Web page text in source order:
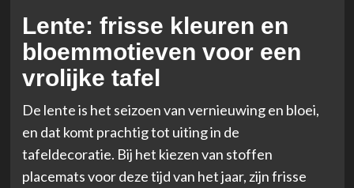
Lente: frisse kleuren en
bloemmotieven voor een
vrolijke tafel
De lente is het seizoen van vernieuwing en bloei,
en dat komt prachtig tot uiting in de
tafeldecoratie. Bij het kiezen van stoffen
placemats voor deze tijd van het jaar, zijn frisse